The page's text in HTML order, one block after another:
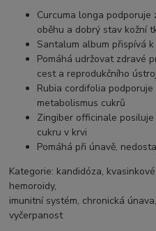
Curcuma longa podporuje
oběhu a dobrý stav kožní
Santalum album přispívá
Pomáhá udržovat zdravé
cest a reprodukčního
Rubia cordifolia
metabolismus cukrů
Zingiber officinale
cukru v krvi
Pomáhá při únavě,
Kategorie: kandidóza,
hemoroidy,
imunitní systém, chronická
vyčerpanost